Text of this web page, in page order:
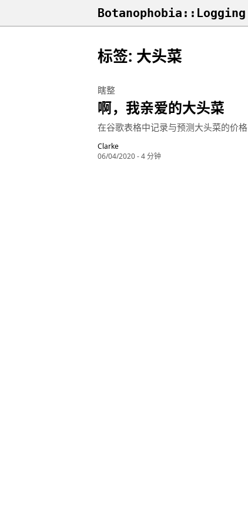
Botanophobia::Logging
标签: 大头菜
瞎整
啊，我亲爱的大头菜
在谷歌表格中记录与预测大头菜的价格
Clarke
06/04/2020- 4 分钟